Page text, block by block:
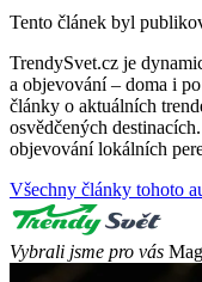
Tento článek byl
TrendySvet.cz je
a objevování – doma i
články o aktuálních
osvědčených
objevování lokálních
Všechny články tohoto
Vybrali jsme pro vás